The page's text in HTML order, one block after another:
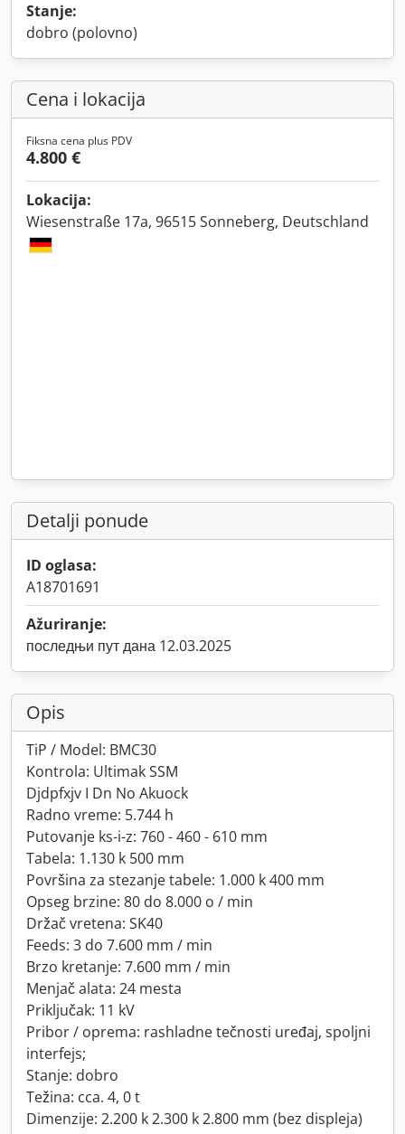
Stanje:
dobro (polovno)
Cena i lokacija
Fiksna cena plus PDV
4.800 €
Lokacija:
Wiesenstraße 17a, 96515 Sonneberg, Deutschland
Detalji ponude
ID oglasa:
A18701691
Ažuriranje:
последњи пут дана 12.03.2025
Opis
TiP / Model: BMC30
Kontrola: Ultimak SSM
Djdpfxjv I Dn No Akuock
Radno vreme: 5.744 h
Putovanje ks-i-z: 760 - 460 - 610 mm
Tabela: 1.130 k 500 mm
Površina za stezanje tabele: 1.000 k 400 mm
Opseg brzine: 80 do 8.000 o / min
Držač vretena: SK40
Feeds: 3 do 7.600 mm / min
Brzo kretanje: 7.600 mm / min
Menjač alata: 24 mesta
Priključak: 11 kV
Pribor / oprema: rashladne tečnosti uređaj, spoljni
interfejs;
Stanje: dobro
Težina: cca. 4, 0 t
Dimenzije: 2.200 k 2.300 k 2.800 mm (bez displeja)